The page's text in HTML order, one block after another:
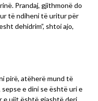
Prandaj, gjithmonë do
të ndiheni të uritur për
dehidrim”, shtoi ajo,
pirë, atëherë mund të
e dini se është uri e
e ujit është gjashtë deri